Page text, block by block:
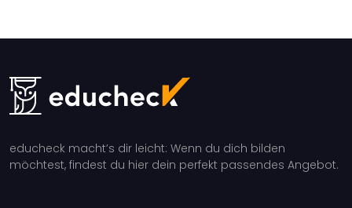
educheck macht’s dir leicht: Wenn du dich bilden
möchtest, findest du hier dein perfekt passendes Angebot.